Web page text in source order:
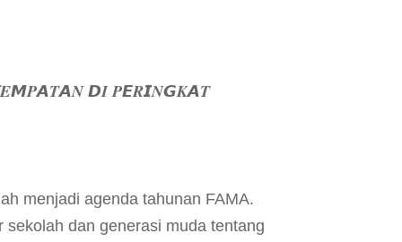
𝘿𝑰 𝑷𝙀𝑹𝙄𝑵𝙂𝑲𝘼𝑻
menjadi agenda tahunan FAMA.
dan generasi muda tentang